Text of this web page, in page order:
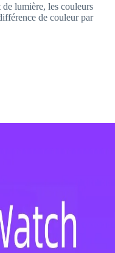
lumière, les couleurs
de couleur par